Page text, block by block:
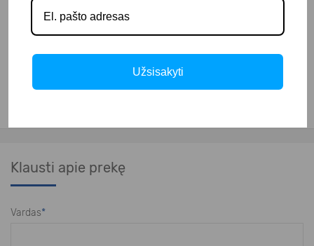
– automatinis vandens pildymas;
– 2" išleidimo vožtuvas;
– matmenys: 700x700x900 mm;
– svoris: 110 kg.
Klausti apie prekę
Vardas*
Užsisakyti